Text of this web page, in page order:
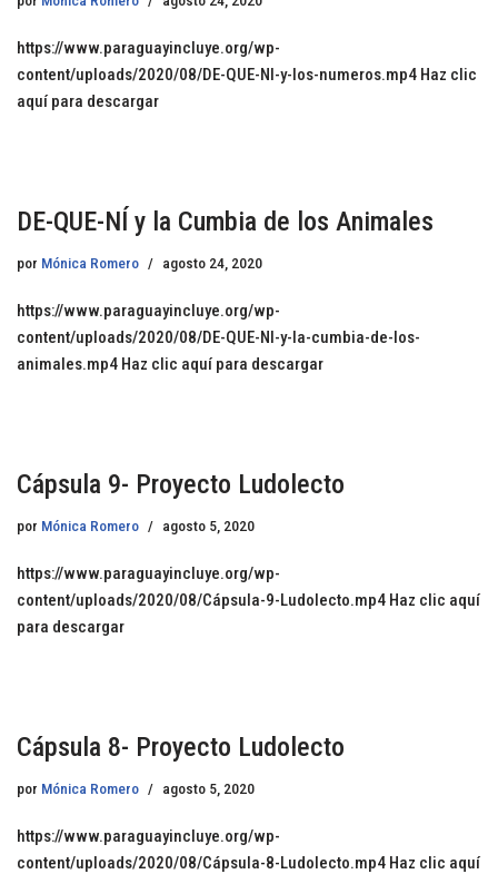
https://www.paraguayincluye.org/wp-
content/uploads/2020/08/DE-QUE-NI-y-los-numeros.mp4 Haz clic
aquí para descargar
DE-QUE-NÍ y la Cumbia de los Animales
por Mónica Romero agosto 24, 2020
https://www.paraguayincluye.org/wp-
content/uploads/2020/08/DE-QUE-NI-y-la-cumbia-de-los-
animales.mp4 Haz clic aquí para descargar
Cápsula 9- Proyecto Ludolecto
por Mónica Romero agosto 5, 2020
https://www.paraguayincluye.org/wp-
content/uploads/2020/08/Cápsula-9-Ludolecto.mp4 Haz clic aquí
para descargar
Cápsula 8- Proyecto Ludolecto
por Mónica Romero agosto 5, 2020
https://www.paraguayincluye.org/wp-
content/uploads/2020/08/Cápsula-8-Ludolecto.mp4 Haz clic aquí